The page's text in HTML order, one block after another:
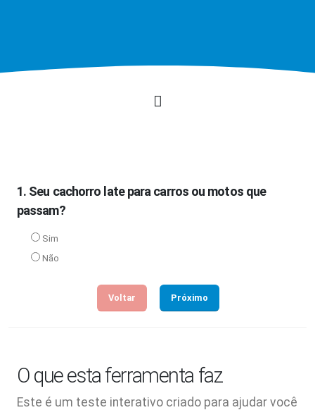
1. Seu cachorro late para carros ou motos que
passam?
Sim
Não
Voltar Próximo
O que esta ferramenta faz
Este é um teste interativo criado para ajudar você